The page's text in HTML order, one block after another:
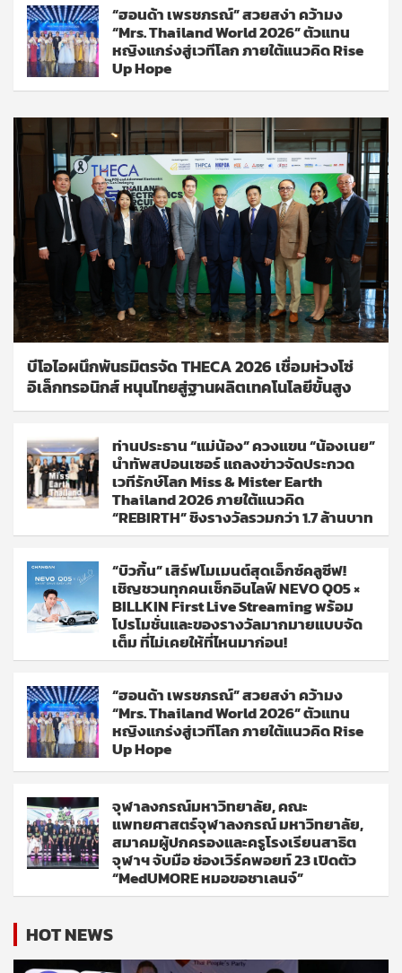
“ฮอนด้า เพรชภรณ์” สวยสง่า คว้ามง
“Mrs. Thailand World 2026” ตัวแทน
หญิงแกร่งสู่เวทีโลก ภายใต้แนวคิด Rise
Up Hope
บีโอไอผนึกพันธมิตรจัด THECA 2026 เชื่อมห่วงโซ่
อิเล็กทรอนิกส์ หนุนไทยสู่ฐานผลิตเทคโนโลยีขั้นสูง
ท่านประธาน “แม่น้อง” ควงแขน “น้องเนย”
นำทัพสปอนเซอร์ แถลงข่าวจัดประกวด
เวทีรักษ์โลก Miss & Mister Earth
Thailand 2026 ภายใต้แนวคิด
“REBIRTH” ชิงรางวัลรวมกว่า 1.7 ล้านบาท
“บิวกิ้น” เสิร์ฟโมเมนต์สุดเอ็กซ์คลูซีฟ!
เชิญชวนทุกคนเช็กอินไลฟ์ NEVO Q05 ×
BILLKIN First Live Streaming พร้อม
โปรโมชั่นและของรางวัลมากมายแบบจัด
เต็ม ที่ไม่เคยให้ที่ไหนมาก่อน!
“ฮอนด้า เพรชภรณ์” สวยสง่า คว้ามง
“Mrs. Thailand World 2026” ตัวแทน
หญิงแกร่งสู่เวทีโลก ภายใต้แนวคิด Rise
Up Hope
จุฬาลงกรณ์มหาวิทยาลัย, คณะ
แพทยศาสตร์จุฬาลงกรณ์ มหาวิทยาลัย,
สมาคมผู้ปกครองและครูโรงเรียนสาธิต
จุฬาฯ จับมือ ช่องเวิร์คพอยท์ 23 เปิดตัว
“MedUMORE หมอขอชาเลนจ์”
HOT NEWS